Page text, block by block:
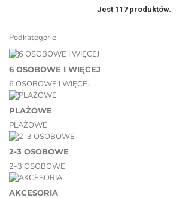
Jest 117 produktów.
Podkategorie
6 OSOBOWE I WIĘCEJ
6 OSOBOWE I WIĘCEJ
PLAŻOWE
PLAŻOWE
2-3 OSOBOWE
2-3 OSOBOWE
AKCESORIA